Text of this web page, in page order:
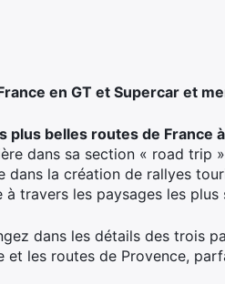
en GT et Supercar et
plus belles routes de France
dans sa section « road trip
dans la création de rallyes
travers les paysages les plus
dans les détails des trois
et les routes de Provence,